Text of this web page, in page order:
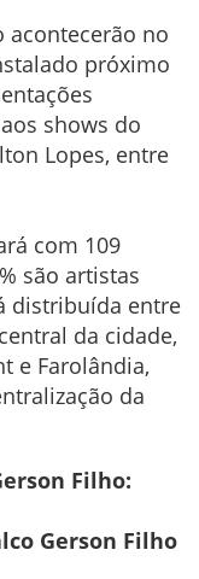
acontecerão no
próximo
shows do
Lopes, entre
com 109
são artistas
distribuída entre
da cidade,
e Farolândia,
da
Filho:
Gerson Filho